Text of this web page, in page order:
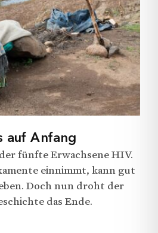
auf Anfang
fünfte Erwachsene HIV.
einnimmt, kann gut
Doch nun droht der
das Ende.
Angabe machen.
Jetzt Senden
brefmagazin.ch die Erlaubnis,
diesem Formular zu nutzen.
abonnieren